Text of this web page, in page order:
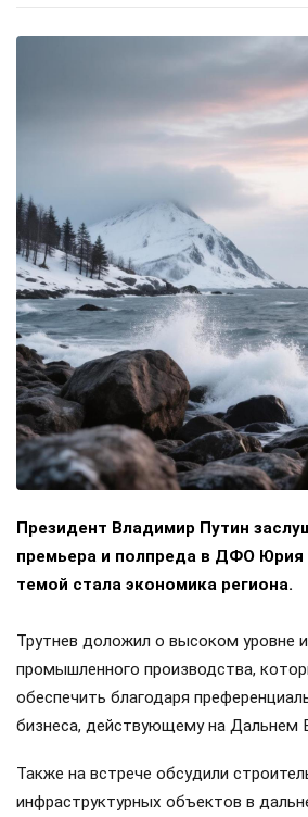
Президент Владимир Путин
премьера и полпреда в ДФО Юрия
темой стала экономика региона.
Трутнев доложил о высоком уровне
промышленного производства,
обеспечить благодаря
бизнеса, действующему на Дальнем
Также на встрече обсудили
инфраструктурных объектов в